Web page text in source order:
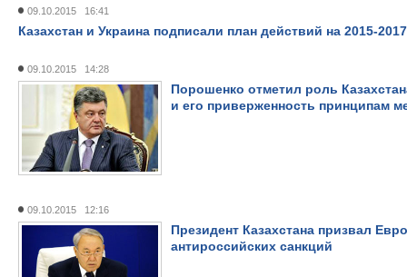
09.10.2015 16:41
Казахстан и Украина подписали план действий на 2015-
09.10.2015 14:28
Порошенко отметил роль
и его приверженность принципам
09.10.2015 12:16
Президент Казахстана призвал
антироссийских санкций